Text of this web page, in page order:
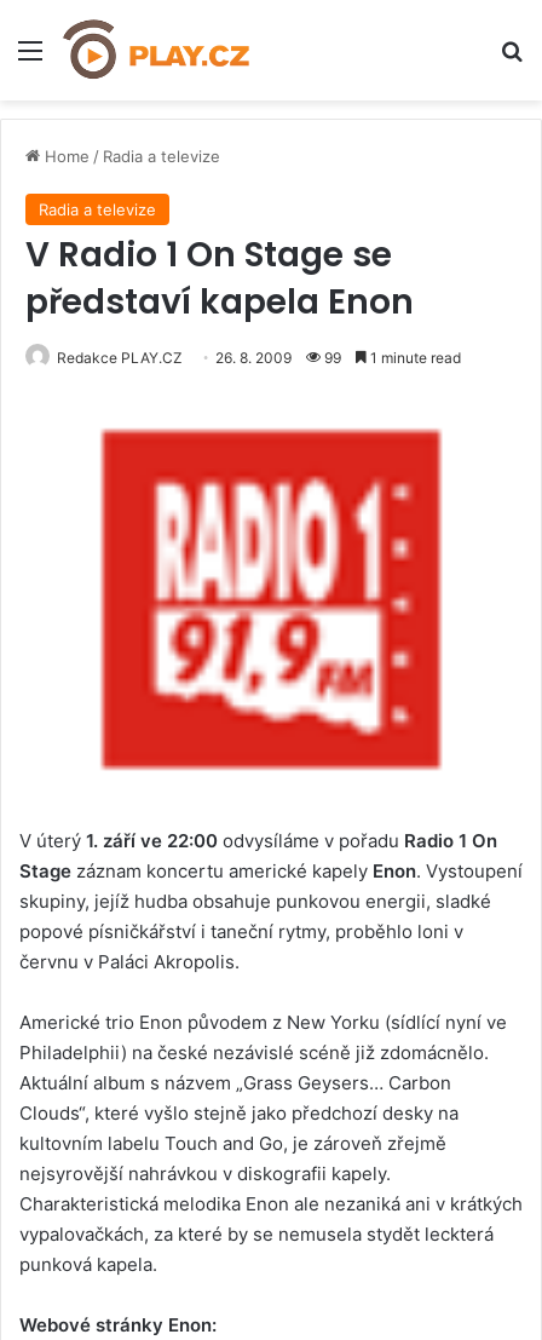
Menu
Home / Radia a televize
Radia a televize
V Radio 1 On Stage se
představí kapela Enon
Redakce PLAY.CZ 26. 8. 2009 99 1 minute read
V úterý 1. září ve 22:00 odvysíláme v pořadu Radio 1 On
Stage záznam koncertu americké kapely Enon. Vystoupení
skupiny, jejíž hudba obsahuje punkovou energii, sladké
popové písničkářství i taneční rytmy, proběhlo loni v
červnu v Paláci Akropolis.
Americké trio Enon původem z New Yorku (sídlící nyní ve
Philadelphii) na české nezávislé scéně již zdomácnělo.
Aktuální album s názvem „Grass Geysers… Carbon
Clouds“, které vyšlo stejně jako předchozí desky na
kultovním labelu Touch and Go, je zároveň zřejmě
nejsyrovější nahrávkou v diskografii kapely.
Charakteristická melodika Enon ale nezaniká ani v krátkých
vypalovačkách, za které by se nemusela stydět leckterá
punková kapela.
Webové stránky Enon: